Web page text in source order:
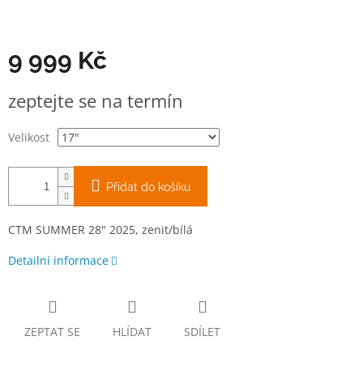
9 999 Kč
cena:
zeptejte se na termín
Velikost
Přidat do košíku
CTM SUMMER 28" 2025, zenit/bílá
Detailní informace
ZEPTAT SE HLÍDAT SDÍLET